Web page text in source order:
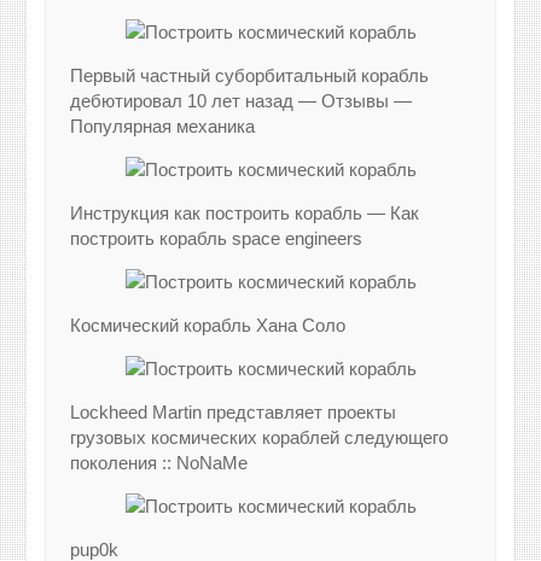
Первый частный суборбитальный корабль
дебютировал 10 лет назад — Отзывы —
Популярная механика
Инструкция как построить корабль — Как
построить корабль space engineers
Космический корабль Хана Соло
Lockheed Martin представляет проекты
грузовых космических кораблей следующего
поколения :: NoNaMe
pup0k